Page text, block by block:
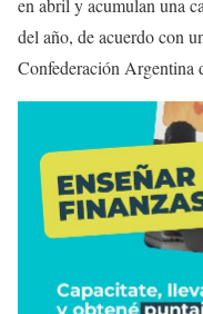
en abril y acumulan una
del año, de acuerdo con
Confederación Argentina